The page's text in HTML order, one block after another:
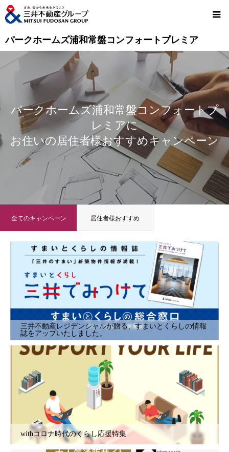
パークホームズ浦和常盤コンフォートプレミア
パークホームズ浦和常盤コンフォートプ
レミアに
お住いの居住者様おすすめキャンペーン
全てのキャンペーン 居住者様おすすめ
三井不動産レジデンシャルが贈る、すまいとくらしの情報
誌をアップいたしました。
withコロナ時代のくらし応援特集